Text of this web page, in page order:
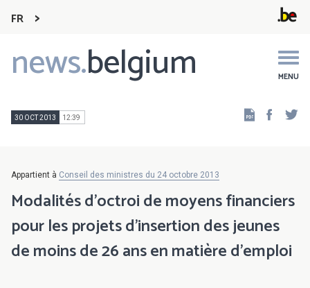
FR
news.belgium MENU
Main
navigation
30 OCT 2013 12:39
Appartient à Conseil des ministres du 24 octobre 2013
Modalités d'octroi de moyens financiers
pour les projets d'insertion des jeunes
de moins de 26 ans en matière d'emploi